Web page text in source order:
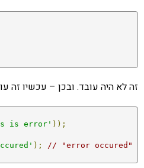
זה לא היה עובד. ובכן – עכשיו זה
is error' ));
);
// "error occured"